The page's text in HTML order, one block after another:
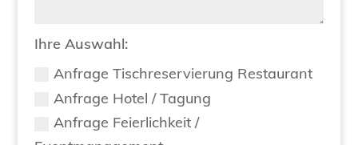
Ihre Auswahl:
Anfrage Tischreservierung Restaurant
Anfrage Hotel / Tagung
Anfrage Feierlichkeit /